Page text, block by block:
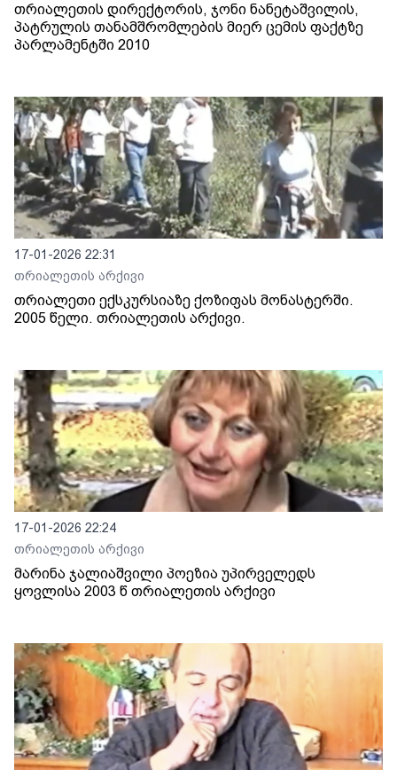
თრიალეთის დირექტორის, ჯონი ნანეტაშვილის,
პატრულის თანამშრომლების მიერ ცემის ფაქტზე
პარლამენტში 2010
17-01-2026 22:31
თრიალეთის არქივი
თრიალეთი ექსკურსიაზე ქოზიფას მონასტერში.
2005 წელი. თრიალეთის არქივი.
17-01-2026 22:24
თრიალეთის არქივი
მარინა ჯალიაშვილი პოეზია უპირველედს
ყოვლისა 2003 წ თრიალეთის არქივი